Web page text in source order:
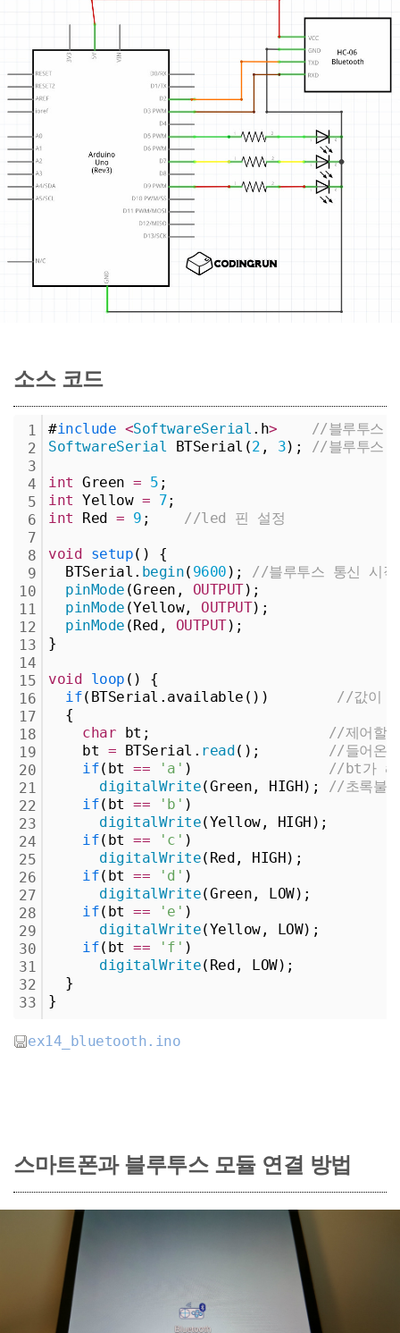
소스 코드
1
2
3
4
5
6
7
8
9
10
11
12
13
14
15
16
17
18
19
20
21
22
23
24
25
26
27
28
29
30
31
32
33
#include <SoftwareSerial .h>
//블루투스
SoftwareSerial
BTSerial(2 , 3); //블루투스
int Green = 5 ;
int Yellow = 7;
int Red = 9 ; //led 핀 설정
void setup() {
BTSerial. begin( 9600 );
//블루투스 통신 시작
pinMode (Green, OUTPUT);
pinMode (Yellow, OUTPUT);
pinMode (Red, OUTPUT);
}
void loop () {
if(BTSerial.available())
//값이
{
char bt;
//제어할
bt = BTSerial. read();
//들어온
if(bt == 'a' )
//bt가 a
digitalWrite(Green, HIGH);
//초록불
if(bt == 'b' )
digitalWrite(Yellow, HIGH);
if(bt == 'c' )
digitalWrite(Red, HIGH);
if(bt == 'd' )
digitalWrite(Green, LOW);
if(bt == 'e' )
digitalWrite(Yellow, LOW);
if(bt == 'f' )
digitalWrite(Red, LOW);
}
}
ex14_bluetooth.ino
스마트폰과 블루투스 모듈 연결 방법